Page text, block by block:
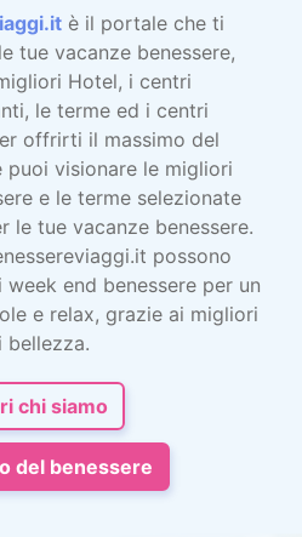
è il portale che ti
tue vacanze benessere,
Hotel, i centri
le terme ed i centri
offrirti il massimo del
puoi visionare le migliori
e le terme selezionate
le tue vacanze benessere.
possono
week end benessere per un
e relax, grazie ai migliori
chi siamo
del benessere